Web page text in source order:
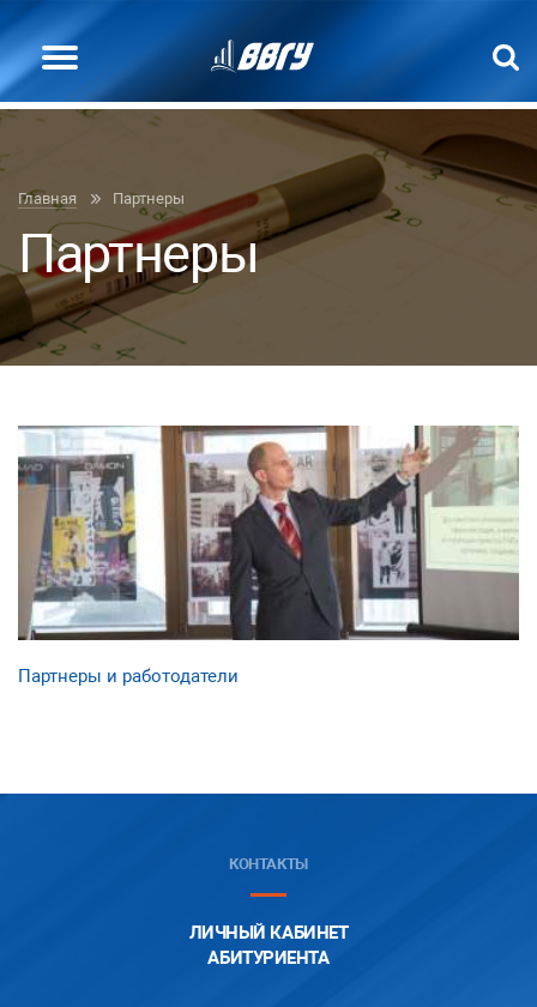
Главная Партнеры
Партнеры
Партнеры и работодатели
КОНТАКТЫ
ЛИЧНЫЙ КАБИНЕТ
АБИТУРИЕНТА